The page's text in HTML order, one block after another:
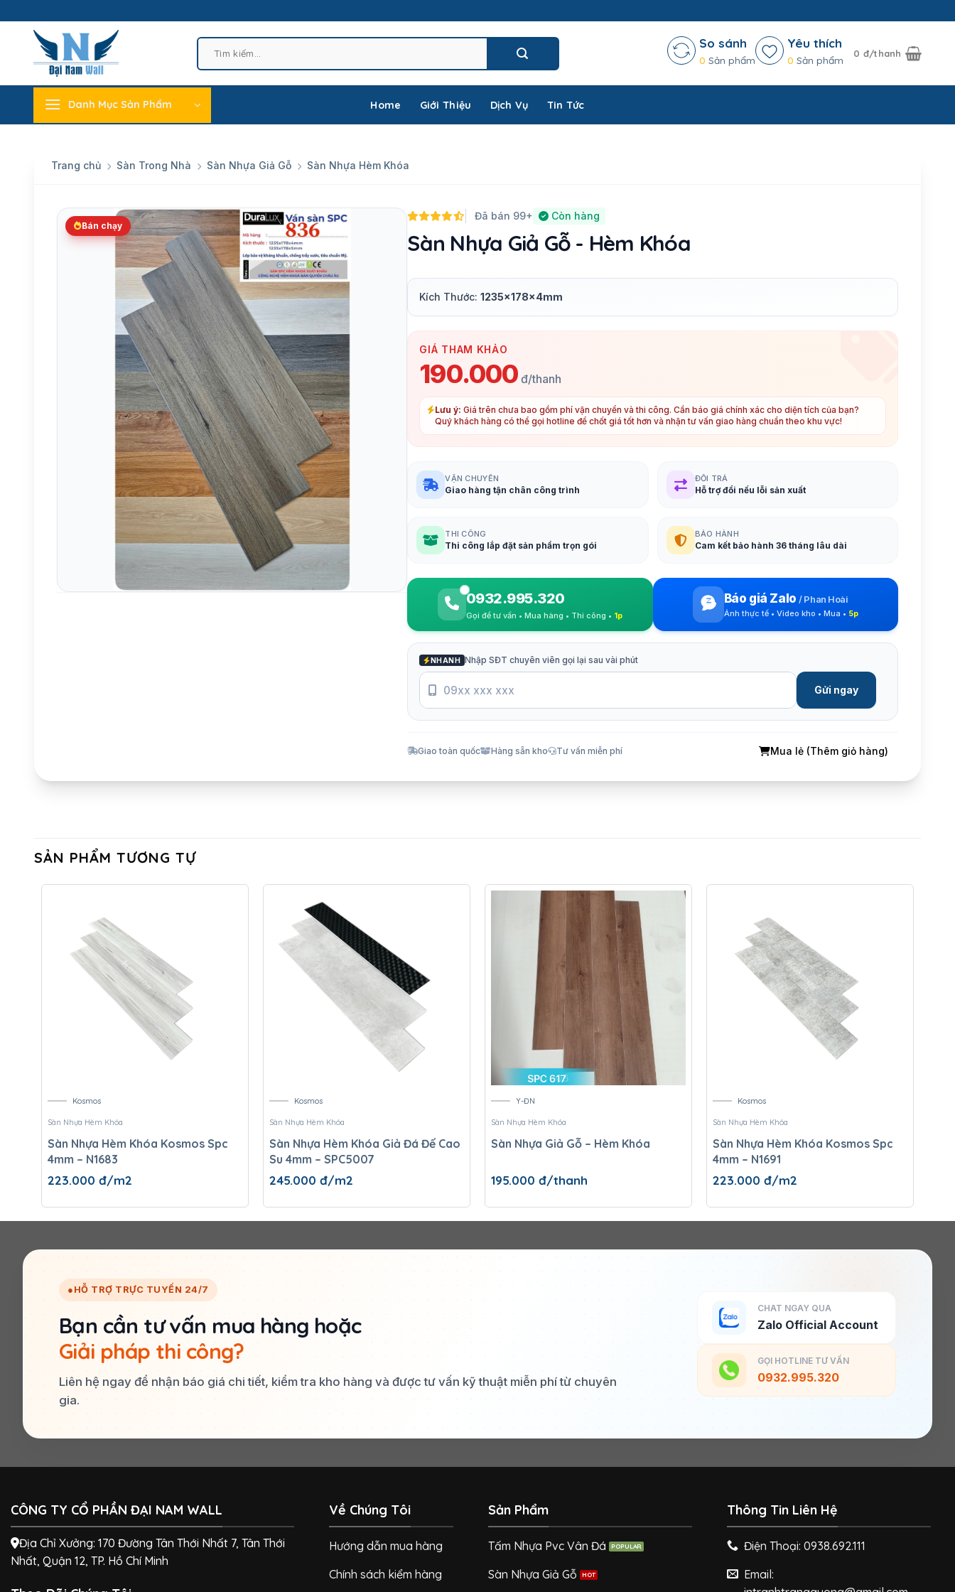
to
content
So sánh
0 Sản phẩm
Yêu thích
0 Sản phẩm
0 đ/thanh
Danh Mục Sản Phẩm Home Giới Thiệu Dịch Vụ Tin Tức
Trang chủ Sàn Trong Nhà Sàn Nhựa Giả Gỗ Sàn Nhựa Hèm Khóa
Bán chạy
Đã bán 99+ Còn hàng
Sàn Nhựa Giả Gỗ - Hèm Khóa
Kích Thước:1235x178x4mm
GIÁ THAM KHẢO
190.000 đ/thanh
Lưu ý: Giá trên chưa bao gồm phí vận chuyển và thi công. Cần báo giá chính xác cho diện tích của bạn?
Quý khách hàng có thể gọi hotline để chốt giá tốt hơn và nhận tư vấn giao hàng chuẩn theo khu vực!
VẬN CHUYỂN
Giao hàng tận chân công trình
ĐỔI TRẢ
Hỗ trợ đổi nếu lỗi sản xuất
THI CÔNG
Thi công lắp đặt sản phẩm trọn gói
BẢO HÀNH
Cam kết bảo hành 36 tháng lâu dài
0932.995.320
Gọi để tư vấn • Mua hàng • Thi công • 1p
Báo giá Zalo /Phan Hoài
Ảnh thực tế • Video kho • Mua • 5p
NHANH Nhập SĐT chuyên viên gọi lại sau vài phút
Gửi ngay
Giao toàn quốc Hàng sẵn kho Tư vấn miễn phí Mua lẻ (Thêm giỏ hàng)
SẢN PHẨM TƯƠNG TỰ
Kosmos
Sàn Nhựa Hèm Khóa
Sàn Nhựa Hèm Khóa Kosmos Spc
4mm – N1683
223.000 đ/m2
Kosmos
Sàn Nhựa Hèm Khóa
Sàn Nhựa Hèm Khóa Giả Đá Đế Cao
Su 4mm – SPC5007
245.000 đ/m2
Y-ĐN
Sàn Nhựa Hèm Khóa
Sàn Nhựa Giả Gỗ – Hèm Khóa
195.000 đ/thanh
Kosmos
Sàn Nhựa Hèm Khóa
Sàn Nhựa Hèm Khóa Kosmos Spc
4mm – N1691
223.000 đ/m2
● HỖ TRỢ TRỰC TUYẾN 24/7
Bạn cần tư vấn mua hàng hoặc
Giải pháp thi công?
Liên hệ ngay để nhận báo giá chi tiết, kiểm tra kho hàng và được tư vấn kỹ thuật miễn phí từ chuyên
gia.
CHAT NGAY QUA
Zalo Official Account
GỌI HOTLINE TƯ VẤN
0932.995.320
CÔNG TY CỔ PHẦN ĐẠI NAM WALL
Địa Chỉ Xưởng: 170 Đường Tân Thới Nhất 7, Tân Thới
Nhất, Quận 12, TP. Hồ Chí Minh
Về Chúng Tôi
Hướng dẫn mua hàng
Chính sách kiểm hàng
Sản Phẩm
Tấm Nhựa Pvc Vân Đá
Sàn Nhựa Giả Gỗ
Thông Tin Liên Hệ
Điện Thoại: 0938.692.111
Email: